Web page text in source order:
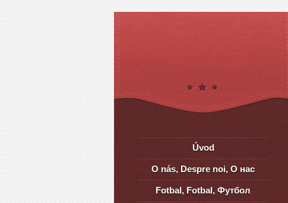
Úvod
O nás, Despre noi, О нас
Fotbal, Fotbal, Футбол